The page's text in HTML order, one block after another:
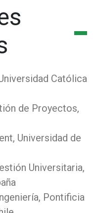
Católica
de Proyectos,
Universidad de
Universitaria,
Pontificia